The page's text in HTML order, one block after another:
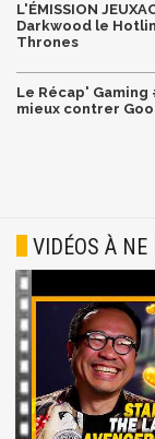
L'ÉMISSION
Darkwood le
Thrones
Le Récap'
mieux contrer
VIDÉOS À NE